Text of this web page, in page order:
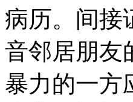
病历。间接
音邻居朋友
暴力的一方